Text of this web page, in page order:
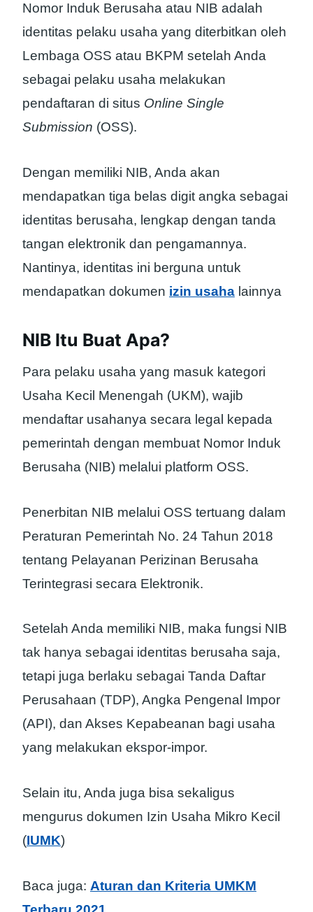
Nomor Induk Berusaha atau NIB adalah
identitas pelaku usaha yang diterbitkan oleh
Lembaga OSS atau BKPM setelah Anda
sebagai pelaku usaha melakukan
pendaftaran di situs Online Single
Submission (OSS).
Dengan memiliki NIB, Anda akan
mendapatkan tiga belas digit angka sebagai
identitas berusaha, lengkap dengan tanda
tangan elektronik dan pengamannya.
Nantinya, identitas ini berguna untuk
mendapatkan dokumen izin usaha lainnya
NIB Itu Buat Apa?
Para pelaku usaha yang masuk kategori
Usaha Kecil Menengah (UKM), wajib
mendaftar usahanya secara legal kepada
pemerintah dengan membuat Nomor Induk
Berusaha (NIB) melalui platform OSS.
Penerbitan NIB melalui OSS tertuang dalam
Peraturan Pemerintah No. 24 Tahun 2018
tentang Pelayanan Perizinan Berusaha
Terintegrasi secara Elektronik.
Setelah Anda memiliki NIB, maka fungsi NIB
tak hanya sebagai identitas berusaha saja,
tetapi juga berlaku sebagai Tanda Daftar
Perusahaan (TDP), Angka Pengenal Impor
(API), dan Akses Kepabeanan bagi usaha
yang melakukan ekspor-impor.
Selain itu, Anda juga bisa sekaligus
mengurus dokumen Izin Usaha Mikro Kecil
(IUMK)
Baca juga: Aturan dan Kriteria UMKM